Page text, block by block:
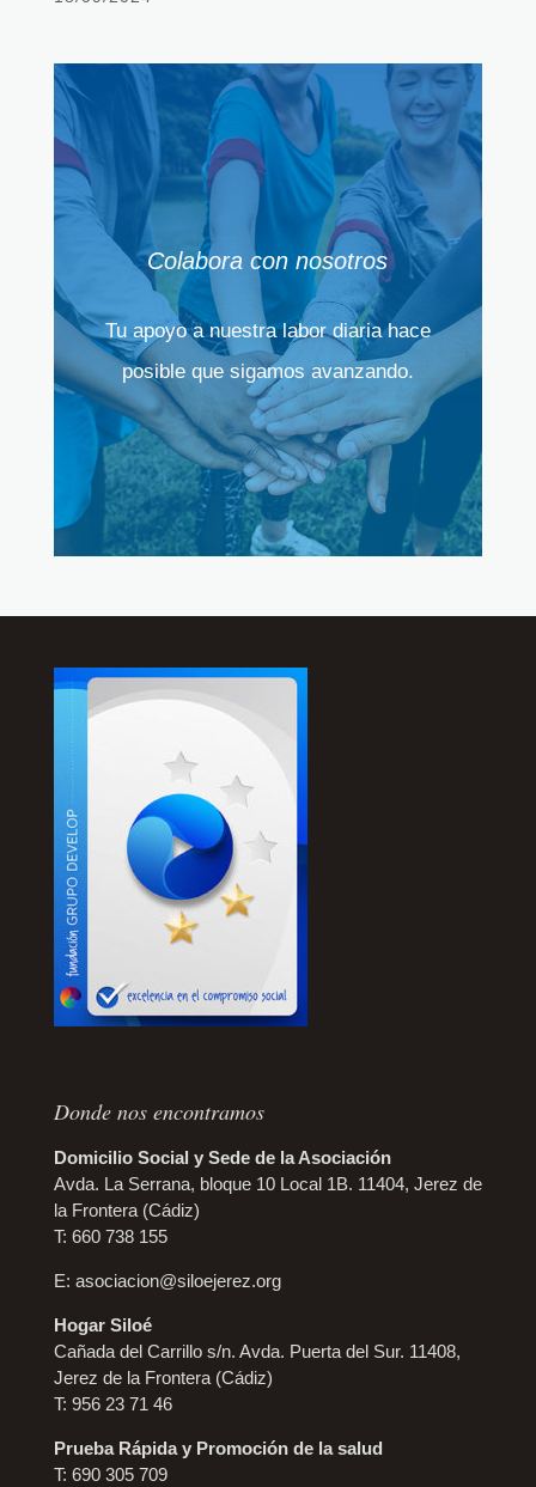
Colabora con nosotros
Tu apoyo a nuestra labor diaria hace
posible que sigamos avanzando.
Donde nos encontramos
Domicilio Social y Sede de la Asociación
Avda. La Serrana, bloque 10 Local 1B. 11404, Jerez de
la Frontera (Cádiz)
T: 660 738 155
E: asociacion@siloejerez.org
Hogar Siloé
Cañada del Carrillo s/n. Avda. Puerta del Sur. 11408,
Jerez de la Frontera (Cádiz)
T: 956 23 71 46
Prueba Rápida y Promoción de la salud
T: 690 305 709